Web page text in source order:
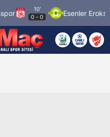
10'
0-0 Esenler Erokspor